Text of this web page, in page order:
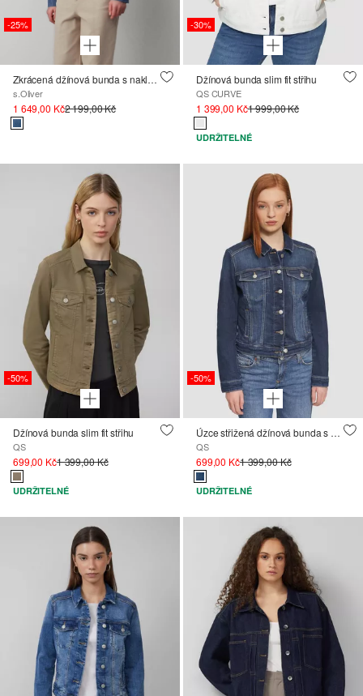
-25%
Zkrácená džínová bunda s nakládanými kapsami
s.Oliver
1 649,00 Kč2 199,00 Kč
-30%
Džínová bunda slim fit střihu
QS CURVE
1 399,00 Kč1 999,00 Kč
UDRŽITELNÉ
-50%
Džínová bunda slim fit střihu
QS
699,00 Kč1 399,00 Kč
UDRŽITELNÉ
-50%
Úzce střižená džínová bunda s autentickým sepráním
QS
699,00 Kč1 399,00 Kč
UDRŽITELNÉ